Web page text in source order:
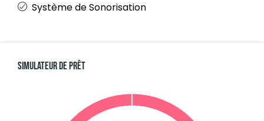
Système de Sonorisation
Simulateur De Prêt